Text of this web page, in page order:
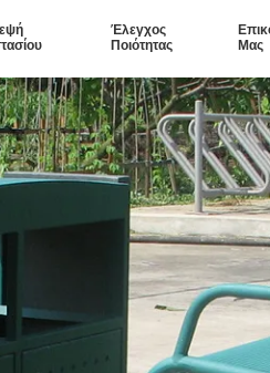
Έλεγχος
Ποιότητας
Μας